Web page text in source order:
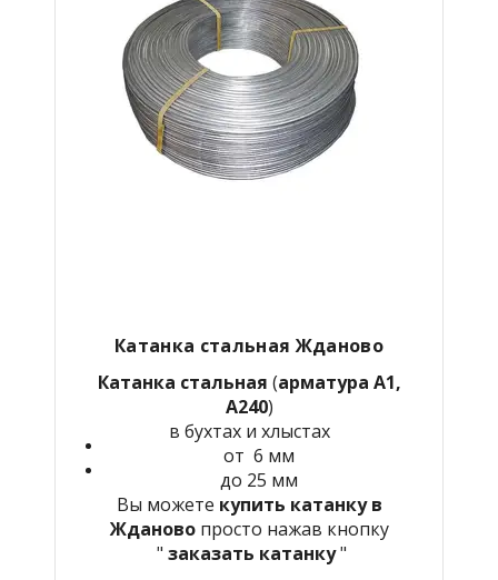
Катанка стальная Жданово
Катанка стальная (арматура А1,
А240)
в бухтах и хлыстах
от 6 мм
до 25 мм
Вы можете купить катанку в
Жданово просто нажав кнопку
" заказать катанку"